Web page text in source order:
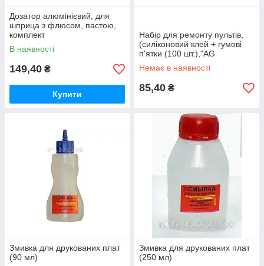
Дозатор алюмінієвий, для
шприца з флюсом, пастою,
комплект
В наявності
149,40 ₴
Купити
Набір для ремонту пультів,
(силіконовий клей + гумові
п'ятки (100 шт.),"AG
TermoPasty", Польща
Немає в наявності
85,40 ₴
Змивка для друкованих плат
(90 мл)
Змивка для друкованих плат
(250 мл)